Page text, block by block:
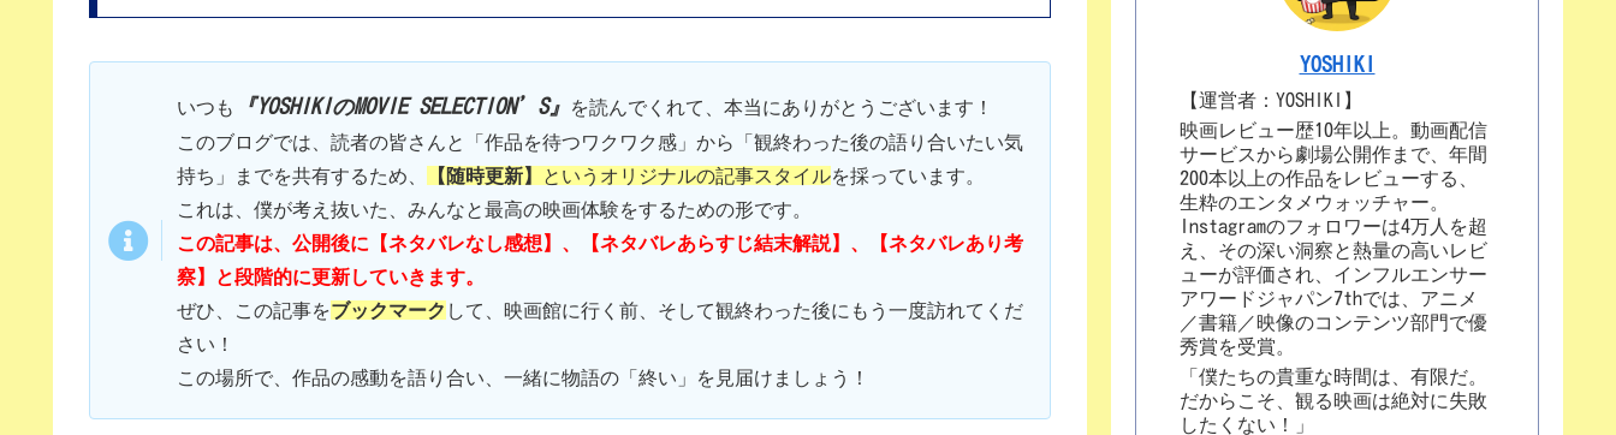
いつも 『YOSHIKIのMOVIE SELECTION’S』
を読んでくれて、本当にありがとうございます！
このブログでは、読者の皆さんと「作品を待つワクワク感」から「観終わった後の語り合いたい気
持ち」までを共有するため、
【随時更新】 というオリジナルの記事スタイルを採っています。
これは、僕が考え抜いた、みんなと最高の映画体験をするための形です。
この記事は、公開後に【ネタバレなし感想】、【ネタバレあらすじ結末解説】、【ネタバレあり考
察】と段階的に更新していきます。
ぜひ、この記事をブックマーク して、映画館に行く前、そして観終わった後にもう一度訪れてくだ
さい！
この場所で、作品の感動を語り合い、一緒に物語の「終い」を見届けましょう！
YOSHIKI
【運営者：YOSHIKI】
映画レビュー歴10年以上。動画配信
サービスから劇場公開作まで、年間
200本以上の作品をレビューする、
生粋のエンタメウォッチャー。
Instagramのフォロワーは4万人を超
え、その深い洞察と熱量の高いレビ
ューが評価され、インフルエンサー
アワードジャパン7thでは、アニメ
／書籍／映像のコンテンツ部門で優
秀賞を受賞。
「僕たちの貴重な時間は、有限だ。
だからこそ、観る映画は絶対に失敗
したくない！」